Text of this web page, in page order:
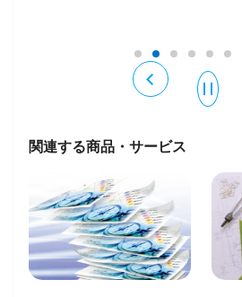
関連する商品・サービス